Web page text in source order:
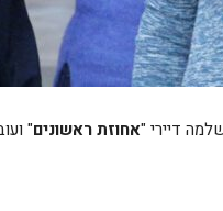
דיירי "אחוזת ראשונים"